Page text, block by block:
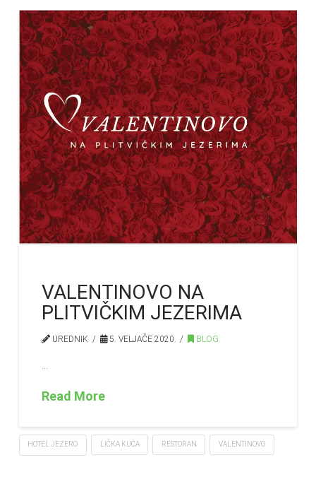
VALENTINOVO NA
PLITVIČKIM JEZERIMA
UREDNIK 5. VELJAČE 2020. BLOG
…
Read More
HOTEL JEZERO LIČKA KUĆA RESTORAN VALENTINOVO